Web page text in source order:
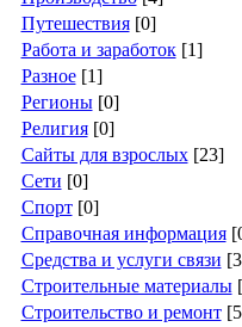
Путешествия[0]
Работа и заработок[1]
Разное[1]
Регионы[0]
Религия[0]
Сайты для взрослых[23]
Сети [0]
Спорт[0]
Справочная информация
Средства и услуги связи
Строительные материалы
Строительство и ремонт